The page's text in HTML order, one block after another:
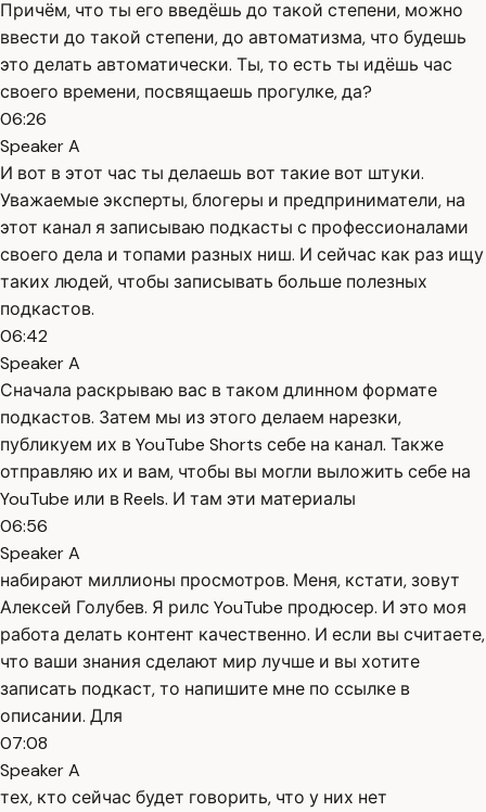
Причём, что ты его введёшь до такой степени, можно
ввести до такой степени, до автоматизма, что будешь
это делать автоматически. Ты, то есть ты идёшь час
своего времени, посвящаешь прогулке, да?
06:26
Speaker A
И вот в этот час ты делаешь вот такие вот штуки.
Уважаемые эксперты, блогеры и предприниматели, на
этот канал я записываю подкасты с профессионалами
своего дела и топами разных ниш. И сейчас как раз ищу
таких людей, чтобы записывать больше полезных
подкастов.
06:42
Speaker A
Сначала раскрываю вас в таком длинном формате
подкастов. Затем мы из этого делаем нарезки,
публикуем их в YouTube Shorts себе на канал. Также
отправляю их и вам, чтобы вы могли выложить себе на
YouTube или в Reels. И там эти материалы
06:56
Speaker A
набирают миллионы просмотров. Меня, кстати, зовут
Алексей Голубев. Я рилс YouTube продюсер. И это моя
работа делать контент качественно. И если вы считаете,
что ваши знания сделают мир лучше и вы хотите
записать подкаст, то напишите мне по ссылке в
описании. Для
07:08
Speaker A
тех, кто сейчас будет говорить, что у них нет